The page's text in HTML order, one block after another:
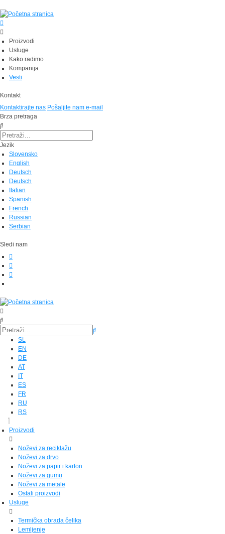
Proizvodi
Usluge
Kako radimo
Kompanija
Vesti
Kontakt
Kontaktirajte nas Pošaljite nam e-mail
Brza pretraga
Jezik
Slovensko
English
Deutsch
Deutsch
Italian
Spanish
French
Russian
Serbian
Sledi nam
SL
EN
DE
AT
IT
ES
FR
RU
RS
Proizvodi
Noževi za reciklažu
Noževi za drvo
Noževi za papir i karton
Noževi za gumu
Noževi za metale
Ostali proizvodi
Usluge
Termička obrada čelika
Lemljenje